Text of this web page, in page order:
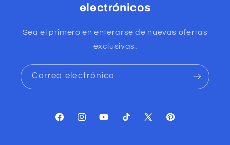
electrónicos
Sea el primero en enterarse de nuevas ofertas
exclusivas.
Correo electrónico
FacebookInstagramYouTubeTikTok
X
Pinterest